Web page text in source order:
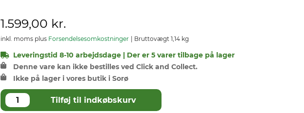
1.599,00 kr.
inkl. moms plus Forsendelsesomkostninger Bruttovægt 1,14 kg
Leveringstid 8-10 arbejdsdage | Der er 5 varer tilbage på lager
Denne vare kan ikke bestilles ved Click and Collect.
Ikke på lager i vores butik i Sorø
Tilføj til indkøbskurv